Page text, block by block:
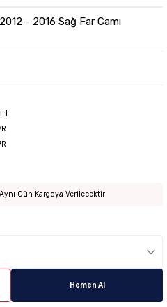
- 2016 Sağ Far Camı
Gün Kargoya Verilecektir
Hemen Al